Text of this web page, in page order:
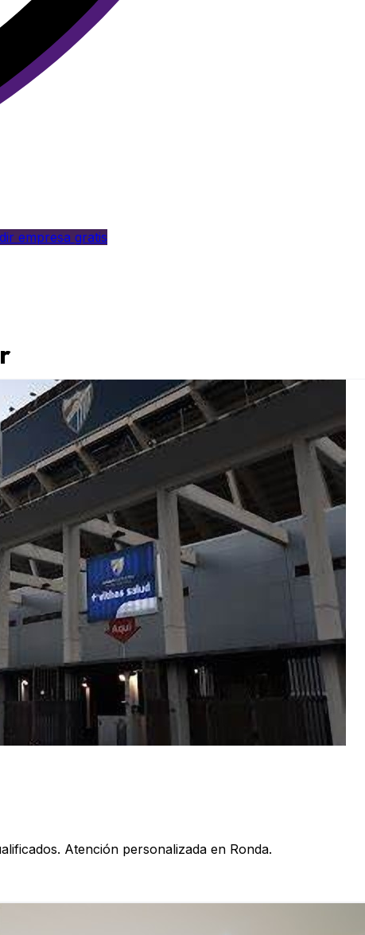
empresa gratis
Atención personalizada en Ronda.